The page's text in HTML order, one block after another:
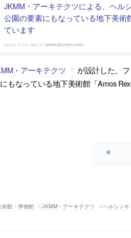
JKMM・アーキテクツによる、ヘル
公園の要素にもなっている地下美術
ています
www.dezeen.com
・アーキテクツ
が設計した、
もなっている地下美術館「Amos
術館・博物館 JKMM・アーキテクツ ヘルシンキ